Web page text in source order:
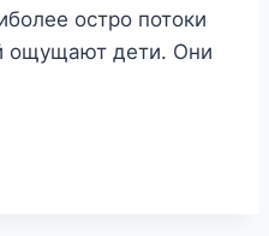
остро потоки
ощущают дети. Они